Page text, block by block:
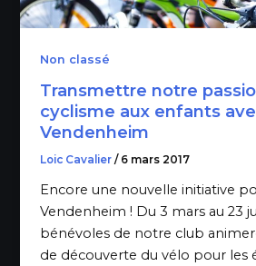
Non classé
Transmettre notre
cyclisme aux enfants
Vendenheim
Loic Cavalier/ 6 mars 2017
Encore une nouvelle initiative
Vendenheim ! Du 3 mars au 23
bénévoles de notre club
de découverte du vélo pour les